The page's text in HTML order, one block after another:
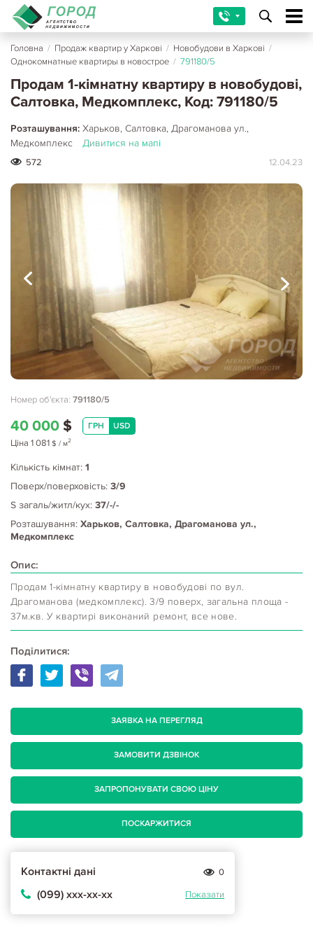
Головна / Продаж квартир у Харкові / Новобудови в Харкові /
Однокомнатные квартиры в новострое / 791180/5
Продам 1-кімнатну квартиру в новобудові,
Салтовка, Медкомплекс, Код: 791180/5
Розташування: Харьков, Салтовка, Драгоманова ул.,
Медкомплекс
Дивитися на мапі
572 12.04.23
Номер об'єкта: 791180/5
40 000 $ ГРН USD
Ціна 1 081 $ / м2
Кількість кімнат: 1
Поверх/поверховість: 3/9
S загаль/житл/кух: 37/-/-
Розташування: Харьков, Салтовка, Драгоманова ул.,
Медкомплекс
Опис:
Продам 1-кімнатну квартиру в новобудові по вул.
Драгоманова (медкомплекс). 3/9 поверх, загальна площа -
37м.кв. У квартирі виконаний ремонт, все нове.
Поділитися:
ЗАЯВКА НА ПЕРЕГЛЯД
ЗАМОВИТИ ДЗВІНОК
ЗАПРОПОНУВАТИ СВОЮ ЦІНУ
ПОСКАРЖИТИСЯ
Контактні дані 0
(099) ххх-хх-хх Показати